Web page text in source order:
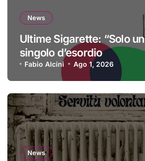
News
Ultime Sigarette: “Solo
singolo d’esordio
Fabio Alcini Ago 1, 2026
News